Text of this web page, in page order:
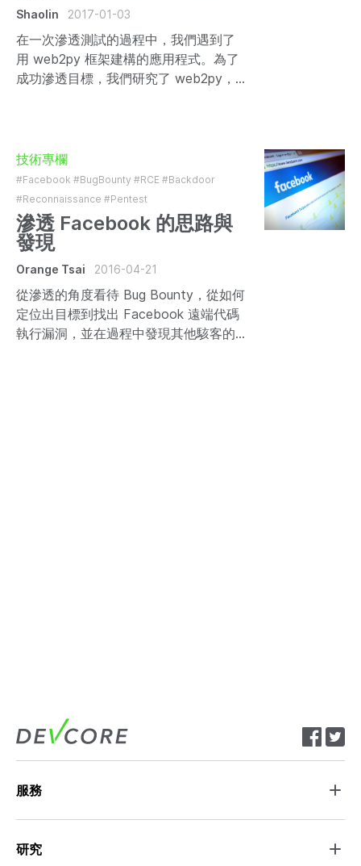
Shaolin 2017-01-03
在一次滲透測試的過程中，我們遇到了
用 web2py 框架建構的應用程式。為了
成功滲透目標，我們研究了 web2py，
是開啟的，若沒有手動關閉，攻擊者可
以直接利用洩漏資訊取得系統執行權
限。這些問題編號分別為：CVE-2016-
3952、CVE-2016-3953、CVE-2016-
3954、CVE-2016-3957。
技術專欄
#Facebook #BugBounty #RCE #Backdoor
#Reconnaissance #Pentest
滲透 Facebook 的思路與
發現
Orange Tsai 2016-04-21
從滲透的角度看待 Bug Bounty，從如何
定位出目標到找出 Facebook 遠端代碼
執行漏洞，並在過程中發現其他駭客的
服務
研究